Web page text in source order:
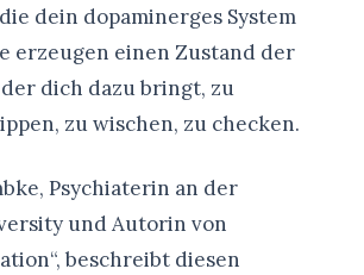
dein dopaminerges System
erzeugen einen Zustand der
dich dazu bringt, zu
zu wischen, zu checken.
Psychiaterin an der
und Autorin von
beschreibt diesen